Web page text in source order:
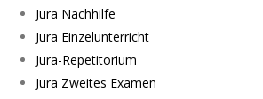
Jura Nachhilfe
Jura Einzelunterricht
Jura-Repetitorium
Jura Zweites Examen